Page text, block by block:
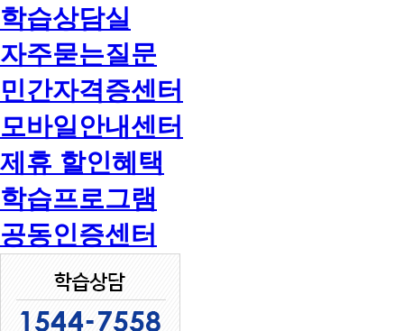
학습상담실
자주묻는질문
민간자격증센터
모바일안내센터
제휴 할인혜택
학습프로그램
공동인증센터